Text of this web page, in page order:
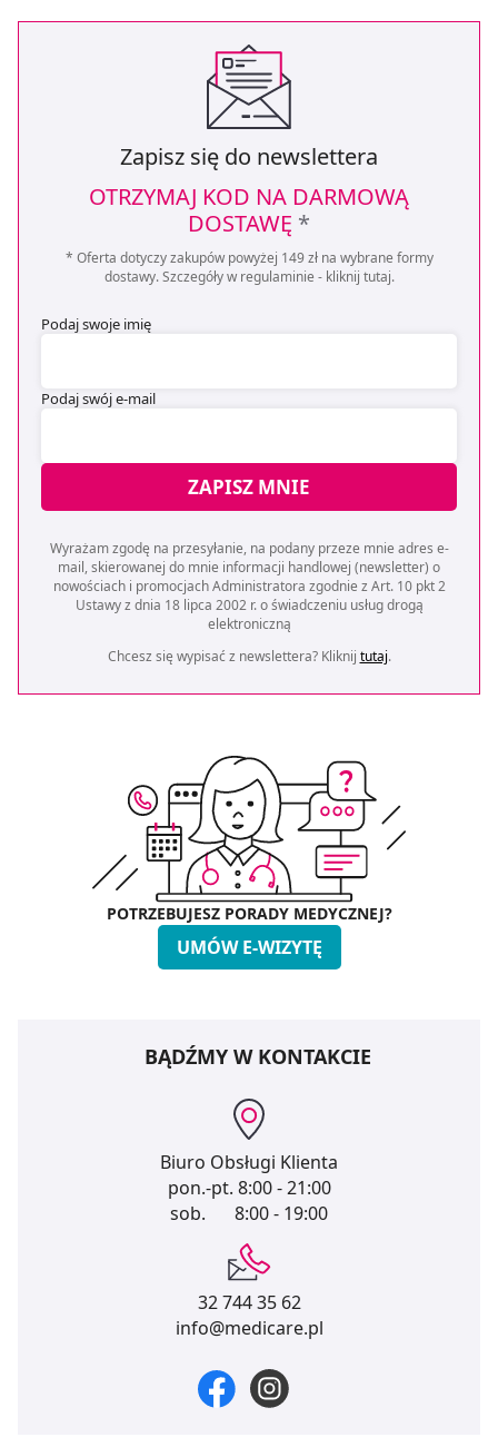
Zapisz się do newslettera
OTRZYMAJ KOD NA DARMOWĄ
DOSTAWĘ *
* Oferta dotyczy zakupów powyżej 149 zł na wybrane formy
dostawy. Szczegóły w regulaminie - kliknij tutaj.
Podaj swoje imię
Podaj swój e-mail
ZAPISZ MNIE
Wyrażam zgodę na przesyłanie, na podany przeze mnie adres e-
mail, skierowanej do mnie informacji handlowej (newsletter) o
nowościach i promocjach Administratora zgodnie z Art. 10 pkt 2
Ustawy z dnia 18 lipca 2002 r. o świadczeniu usług drogą
elektroniczną
Chcesz się wypisać z newslettera? Kliknij tutaj.
POTRZEBUJESZ PORADY MEDYCZNEJ?
UMÓW E-WIZYTĘ
BĄDŹMY W KONTAKCIE
Biuro Obsługi Klienta
pon.-pt. 8:00 - 21:00
sob.
8:00 - 19:00
32 744 35 62
info@medicare.pl